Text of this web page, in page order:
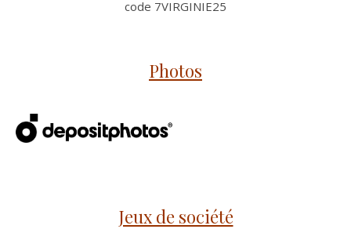
code 7VIRGINIE25
Photos
Jeux de société